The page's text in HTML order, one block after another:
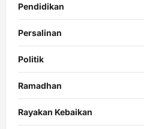
Pendidikan
Persalinan
Politik
Ramadhan
Rayakan Kebaikan